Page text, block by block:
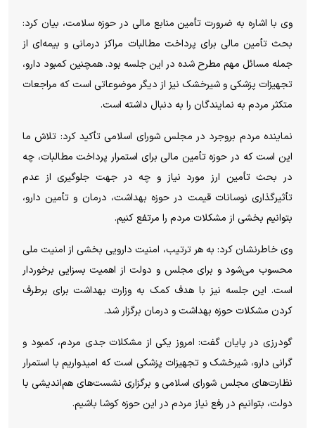
وی با اشاره به ضرورت تأمین منابع مالی در حوزه سلامت، بیان کرد:
بحث تأمین مالی برای پرداخت مطالبات مراکز درمانی و بیمه‌ای از
جمله مسائل مهم مطرح شده در این جلسه بود. همچنین کمبود دارو،
تجهیزات پزشکی و شیرخشک نیز از دیگر موضوعاتی است که مراجعات
متکثر مردم به نمایندگان را به دنبال داشته است.
نماینده مردم بروجرد در مجلس شورای اسلامی تأکید کرد: تلاش ما
این است که در حوزه تأمین مالی برای استمرار پرداخت مطالبات، چه
در بحث تأمین ارز مورد نیاز و چه در جهت جلوگیری از عدم
تأثیرگذاری نوسانات قیمت در حوزه بهداشت، درمان و تأمین دارو،
بتوانیم بخشی از مشکلات مردم را مرتفع کنیم.
وی خاطرنشان کرد: به هر ترتیب، امنیت دارویی بخشی از امنیت ملی
محسوب می‌شود و برای مجلس و دولت از اهمیت بسزایی برخوردار
است. این جلسه نیز با هدف کمک به وزارت بهداشت برای برطرف
کردن مشکلات حوزه بهداشت و درمان برگزار شد.
گودرزی در پایان گفت: امروز یکی از مشکلات جدی مردم، کمبود و
گرانی دارو، شیرخشک و تجهیزات پزشکی است که امیدواریم با استمرار
نظارت‌های مجلس شورای اسلامی و برگزاری نشست‌های هم‌اندیشی با
دولت، بتوانیم در رفع نیاز مردم در این حوزه کوشا باشیم.